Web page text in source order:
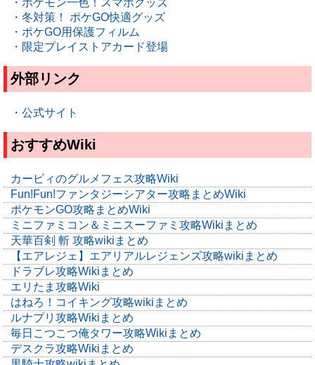
・ポケモン一色！スマホグッズ
・冬対策！ ポケGO快適グッズ
・ポケGO用保護フィルム
・限定プレイストアカード登場
外部リンク
・公式サイト
おすすめWiki
カービィのグルメフェス攻略Wiki
Fun!Fun!ファンタジーシアター攻略まとめWiki
ポケモンGO攻略まとめWiki
ミニファミコン＆ミニスーファミ攻略Wikiまとめ
天華百剣 斬 攻略wikiまとめ
【エアレジェ】エアリアルレジェンズ攻略wikiまとめ
ドラブレ攻略Wikiまとめ
エリたま攻略Wiki
はねろ！コイキング攻略wikiまとめ
ルナプリ攻略Wikiまとめ
毎日こつこつ俺タワー攻略Wikiまとめ
デスクラ攻略Wikiまとめ